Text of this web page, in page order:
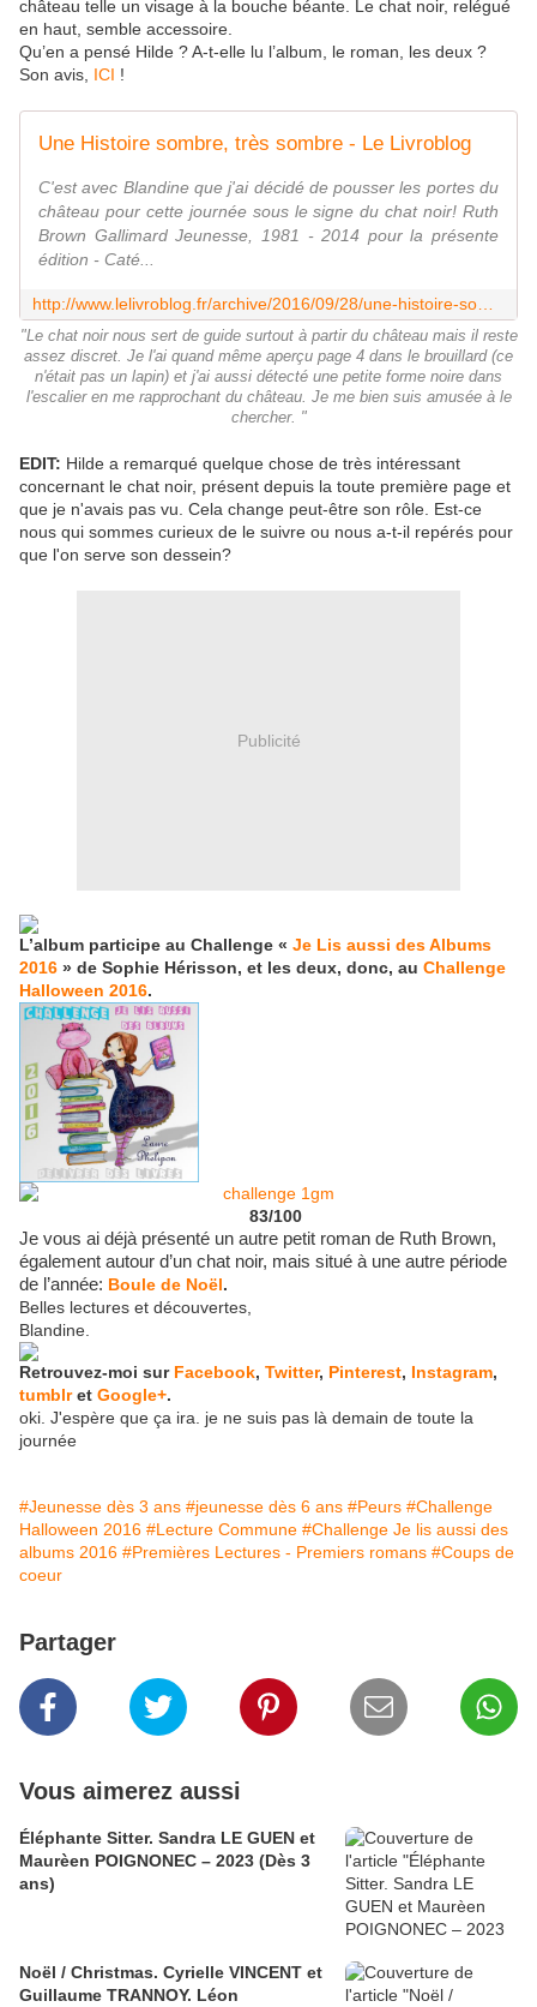
château telle un visage à la bouche béante. Le chat noir, relégué
en haut, semble accessoire.
Qu’en a pensé Hilde ? A-t-elle lu l’album, le roman, les deux ?
Son avis, ICI !
Une Histoire sombre, très sombre - Le Livroblog
C'est avec Blandine que j'ai décidé de pousser les portes du
château pour cette journée sous le signe du chat noir! Ruth
Brown Gallimard Jeunesse, 1981 - 2014 pour la présente
édition - Caté...
"Le chat noir nous sert de guide surtout à partir du château mais il reste
assez discret. Je l'ai quand même aperçu page 4 dans le brouillard (ce
n'était pas un lapin) et j'ai aussi détecté une petite forme noire dans
l'escalier en me rapprochant du château. Je me bien suis amusée à le
chercher. "
EDIT: Hilde a remarqué quelque chose de très intéressant
concernant le chat noir, présent depuis la toute première page et
que je n'avais pas vu. Cela change peut-être son rôle. Est-ce
nous qui sommes curieux de le suivre ou nous a-t-il repérés pour
que l'on serve son dessein?
Publicité
L’album participe au Challenge « Je Lis aussi des Albums
2016 » de Sophie Hérisson, et les deux, donc, au Challenge
Halloween 2016.
83/100
Je vous ai déjà présenté un autre petit roman de Ruth Brown,
également autour d’un chat noir, mais situé à une autre période
de l’année: Boule de Noël.
Belles lectures et découvertes,
Blandine.
Retrouvez-moi sur Facebook, Twitter, Pinterest, Instagram,
tumblret Google+.
oki. J'espère que ça ira. je ne suis pas là demain de toute la
journée
#Jeunesse dès 3 ans #jeunesse dès 6 ans #Peurs #Challenge
Halloween 2016 #Lecture Commune #Challenge Je lis aussi des
albums 2016 #Premières Lectures - Premiers romans #Coups de
coeur
Partager
Vous aimerez aussi
Éléphante Sitter. Sandra LE GUEN et
Maurèen POIGNONEC – 2023 (Dès 3
ans)
Noël / Christmas. Cyrielle VINCENT et
Guillaume TRANNOY. Léon